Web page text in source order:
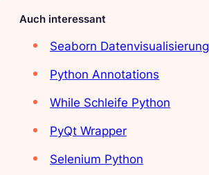
Auch interessant
Seaborn Datenvisualisierung
Python Annotations
While Schleife Python
PyQt Wrapper
Selenium Python